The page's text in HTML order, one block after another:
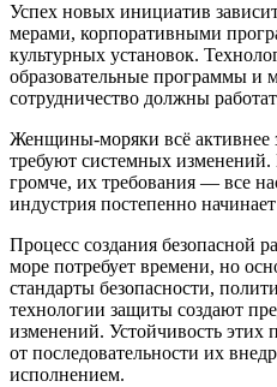
Успех новых инициатив
мерами, корпоративными
культурных установок.
образовательные программы и
сотрудничество должны
Женщины-моряки всё активнее
требуют системных изменений.
громче, их требования — все
индустрия постепенно
Процесс создания безопасной
море потребует времени, но
стандарты безопасности,
технологии защиты создают
изменений. Устойчивость этих
от последовательности их
исполнением.